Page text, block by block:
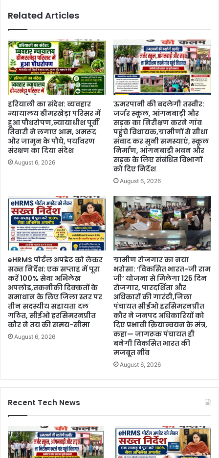
Related Articles
हरियाली का संदेश: व्यवहार
न्यायालय ढीमरखेड़ा परिसर में
हुआ पौधरोपण,न्यायाधीश पूर्वी
तिवारी ने लगाए आम, अमरूद
और जामुन के पौधे, पर्यावरण
संरक्षण का दिया संदेश
August 6, 2026
ऊमरपानी की बदलेगी तस्वीर:
जर्जर स्कूल, आंगनबाड़ी और
सड़क का निरीक्षण करने गांव
पहुंचे विधायक,ग्रामीणों से सीधा
संवाद कर सुनी समस्याएं, स्कूल
निर्माण, आंगनबाड़ी भवन और
सड़क के लिए संबंधित विभागों
को दिए निर्देश
August 6, 2026
eHRMS पोर्टल अपडेट को लेकर
सख्त निर्देश: एक सप्ताह में पूरा
करें 100% सेवा अभिलेख
अपलोड,तकनीकी दिक्कतों के
समाधान के लिए जिला स्तर पर
तीन सदस्यीय सहायता दल
गठित, सीईओ हरसिमरनप्रीत
कौर ने तय की समय-सीमा
August 6, 2026
ग्रामीण रोजगार का नया
भरोसा: ‘विकसित भारत-जी राम
जी’ योजना से मिलेगा 125 दिन
रोजगार, पारदर्शिता और
अधिकारों की गारंटी,जिला
पंचायत सीईओ हरसिमरनप्रीत
कौर ने जनपद अधिकारियों को
दिए प्रभावी क्रियान्वयन के मंत्र,
कहा— जागरूक पंचायत ही
बनेगी विकसित भारत की
मजबूत नींव
August 6, 2026
Recent Tech News